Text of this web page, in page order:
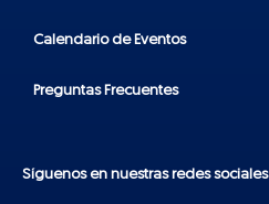
Calendario de Eventos
Preguntas Frecuentes
Síguenos en nuestras redes sociales